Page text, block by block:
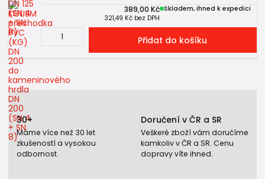
389,00 Kč
321,49 Kč bez DPH
Skladem, ihned k expedici
Přidat do košíku
30+
Máme více než 30 let
zkušeností a vysokou
odbornost.
Doručení v ČR a SR
Veškeré zboží vám doručíme
kamkoliv v ČR a SR. Cenu
dopravy víte ihned.